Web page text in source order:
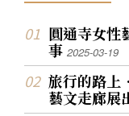
圓通寺女
事2025-03-19
旅行的路
藝文走廊展